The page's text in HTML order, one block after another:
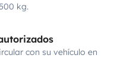
kg.
con su vehículo en